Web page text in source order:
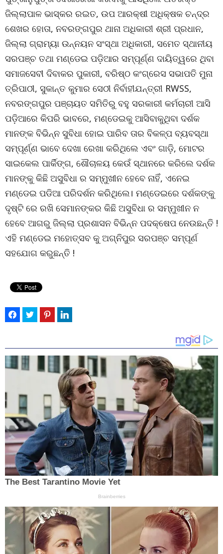
ଜିଲ୍ଲାପାଳ ଭାସ୍କର ରଇତ, ଉପ ଆରକ୍ଷୀ ଅଧିକ୍ଷକ ଚନ୍ଦ୍ର
ଶେଖର ହୋତା, ନବରଙ୍ଗପୁର ଥାନା ଅଧିକାରୀ ଶ୍ରୀ ପ୍ରଧାନ,
ଜିଲ୍ଲା ଗ୍ରାମ୍ୟା ଉନ୍ନୟନ ସଂସ୍ଥା ଅଧିକାରୀ, ସମେତ ସ୍ଥାନୀୟ
ସରପଞ୍ଚ ତଥା ମଣ୍ଡେଇ ପଡ଼ିଆର ସମ୍ପୂର୍ଣ୍ଣ ଦାୟିତ୍ୱରେ ଥିବା
ସମାଜସେବୀ ଦିବାକର ପୁକାରୀ, ବରିଷ୍ଠ କଂଗ୍ରେସ ସଭାପତି ମୁନା
ତ୍ରିପାଠୀ, ସୁକାନ୍ତ କୁମାର ସେଠୀ ନିର୍ବାହୀଯନ୍ତ୍ରୀ RWSS,
ନବରଙ୍ଗପୁର ପଞ୍ଚାୟତ ସମିତିରୁ ବହୁ ସରକାରୀ କର୍ମଚାରୀ ଆସି
ପଡ଼ିଆରେ କିପରି ଭାବରେ, ମଣ୍ଡେଇକୁ ଆସିବାକୁଥିବା ଦର୍ଶକ
ମାନଙ୍କ ବିଭିନ୍ନ ସୁବିଧା ହୋଇ ପାରିବ ତାର ବିକଳ୍ପ ବ୍ୟବସ୍ଥା
ସମ୍ପୂର୍ଣ୍ଣ ଭାବେ ଦେଖା ରେଖା କରିଥିଲେ ଏବଂ ଗାଡ଼ି, ମୋଟର
ସାଇକେଲ ପାର୍କିଙ୍ଗ, ଶୌଚାଳୟ କେଉଁ ସ୍ଥାନରେ କରିଲେ ଦର୍ଶକ
ମାନଙ୍କୁ କିଛି ଅସୁବିଧା ର ସମ୍ମୁଖୀନ ହେବେ ନାହିଁ, ଏନେଇ
ମଣ୍ଡେଇ ପଡିଆ ପରିଦର୍ଶନ କରିଥିଲେ। ମଣ୍ଡେଇରେ ଦର୍ଶକଙ୍କୁ
ଦୃଷ୍ଟି ରେ ରଖି ସେମାନଙ୍କର କିଛି ଅସୁବିଧା ର ସମ୍ମୁଖୀନ ନ
ହେବେ ଆଗରୁ ଜିଲ୍ଲା ପ୍ରଶାସନ ବିଭିନ୍ନ ପଦକ୍ଷେପ ନେଉଛନ୍ତି !
ଏହି ମଣ୍ଡେଇ ମହୋତ୍ସବ କୁ ଅଗ୍ନିପୁର ସରପଞ୍ଚ ସମ୍ପୂର୍ଣ
ସହଯୋଗ କରୁଛନ୍ତି !